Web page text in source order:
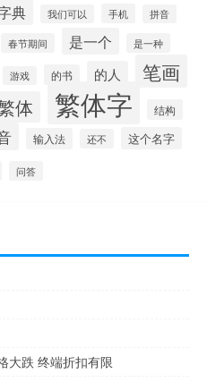
典 我们可以 手机 拼音
春节期间 是一个 是一种
游戏 的书 的人 笔画
体 繁体字 结构
输入法 还不 这个名字
问答
大跌 终端折扣有限